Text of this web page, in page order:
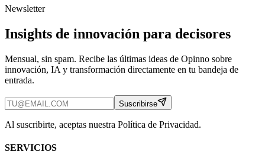
Newsletter
Insights de innovación para decisores
Mensual, sin spam. Recibe las últimas ideas de Opinno sobre
innovación, IA y transformación directamente en tu bandeja de
entrada.
Suscribirse
Al suscribirte, aceptas nuestra Política de Privacidad.
SERVICIOS